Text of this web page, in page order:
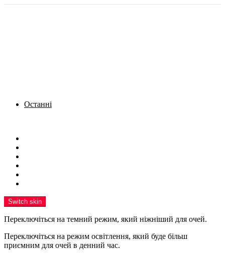
Останні
Switch skin
Переключіться на темний режим, який ніжніший для очей.
Переключіться на режим освітлення, який буде більш
приємним для очей в денний час.